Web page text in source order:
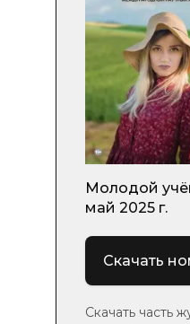
Молодой
май 2025 г.
Скачать
Скачать часть